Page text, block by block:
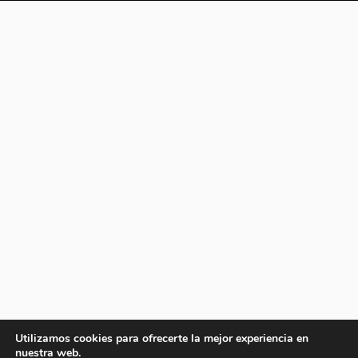
Utilizamos cookies para ofrecerte la mejor experiencia en
nuestra web.